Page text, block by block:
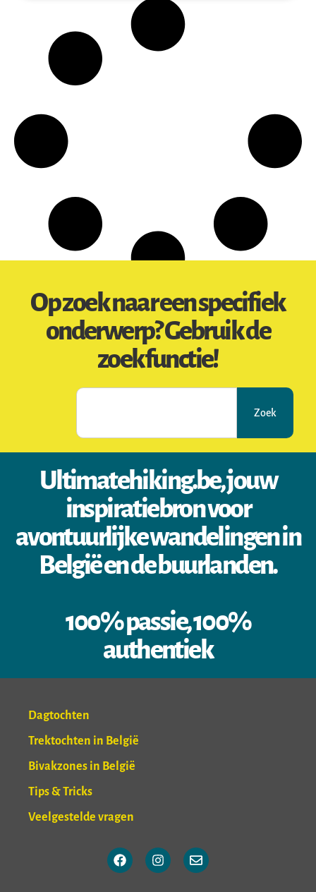
Op zoek naar een specifiek
onderwerp? Gebruik de
zoekfunctie!
Zoek
Ultimatehiking.be, jouw
inspiratiebron voor
avontuurlijke wandelingen in
België en de buurlanden.
100% passie, 100%
authentiek
Dagtochten
Trektochten in België
Bivakzones in België
Tips & Tricks
Veelgestelde vragen